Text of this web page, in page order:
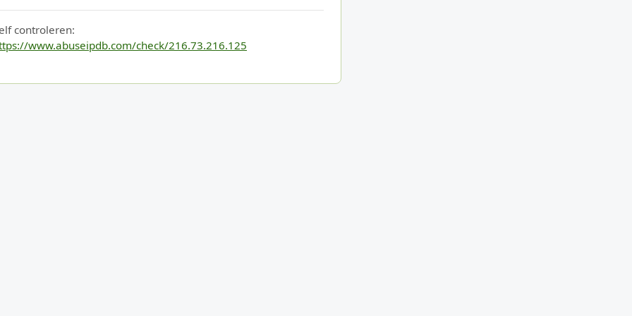
controleren:
www.abuseipdb.com/check/216.73.216.125